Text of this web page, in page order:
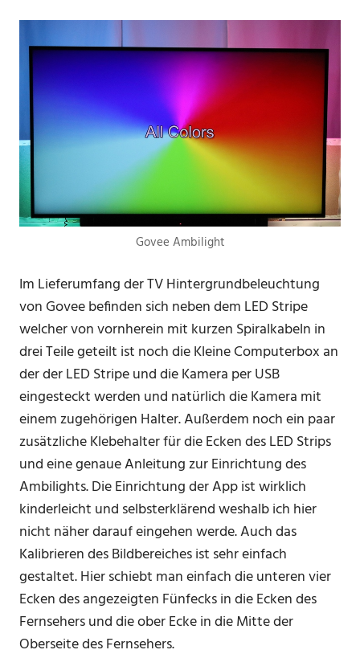
Govee Ambilight
Im Lieferumfang der TV Hintergrundbeleuchtung
von Govee befinden sich neben dem LED Stripe
welcher von vornherein mit kurzen Spiralkabeln in
drei Teile geteilt ist noch die Kleine Computerbox an
der der LED Stripe und die Kamera per USB
eingesteckt werden und natürlich die Kamera mit
einem zugehörigen Halter. Außerdem noch ein paar
zusätzliche Klebehalter für die Ecken des LED Strips
und eine genaue Anleitung zur Einrichtung des
Ambilights. Die Einrichtung der App ist wirklich
kinderleicht und selbsterklärend weshalb ich hier
nicht näher darauf eingehen werde. Auch das
Kalibrieren des Bildbereiches ist sehr einfach
gestaltet. Hier schiebt man einfach die unteren vier
Ecken des angezeigten Fünfecks in die Ecken des
Fernsehers und die ober Ecke in die Mitte der
Oberseite des Fernsehers.